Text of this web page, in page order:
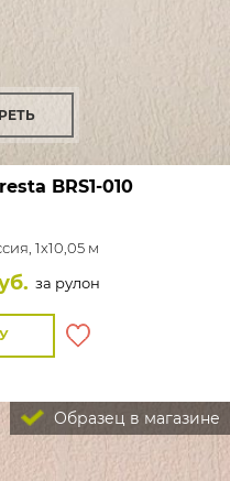
BRS1-010
1x10,05 м
за рулон
Образец в магазине